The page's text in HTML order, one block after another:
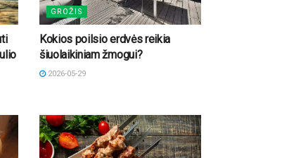
GROŽIS
Kokios poilsio erdvės reikia
šiuolaikiniam žmogui?
2026-05-29